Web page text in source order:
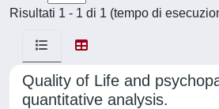
Risultati 1 - 1 di 1 (tempo di
Quality of Life and
quantitative analysis.